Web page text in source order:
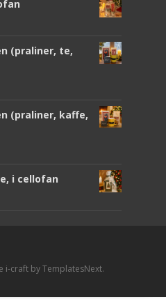
(praliner, te,
(praliner, kaffe,
i cellofan
i-craft by TemplatesNext.